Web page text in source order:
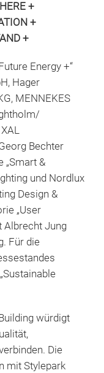
+
+
+
Energy +“
Hager
MENNEKES
Bechter
„Smart &
und Nordlux
Design &
„User
Albrecht Jung
Für die
würdigt
Die
mit Stylepark